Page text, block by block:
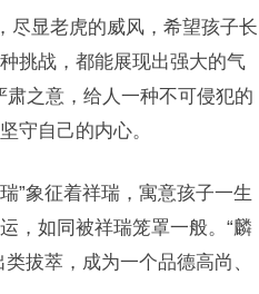
尽显老虎的威风，希望孩子长
挑战，都能展现出强大的气
肃之意，给人一种不可侵犯的
守自己的内心。
”象征着祥瑞，寓意孩子一生
，如同被祥瑞笼罩一般。“麟
拔萃，成为一个品德高尚、